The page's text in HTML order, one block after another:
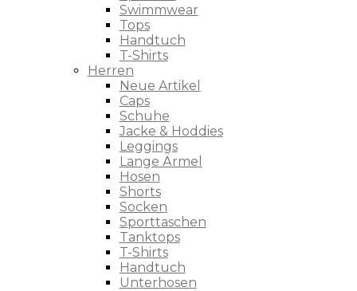
Swimmwear
Tops
Handtuch
T-Shirts
Herren
Neue Artikel
Caps
Schuhe
Jacke & Hoddies
Leggings
Lange Ärmel
Hosen
Shorts
Socken
Sporttaschen
Tanktops
T-Shirts
Handtuch
Unterhosen